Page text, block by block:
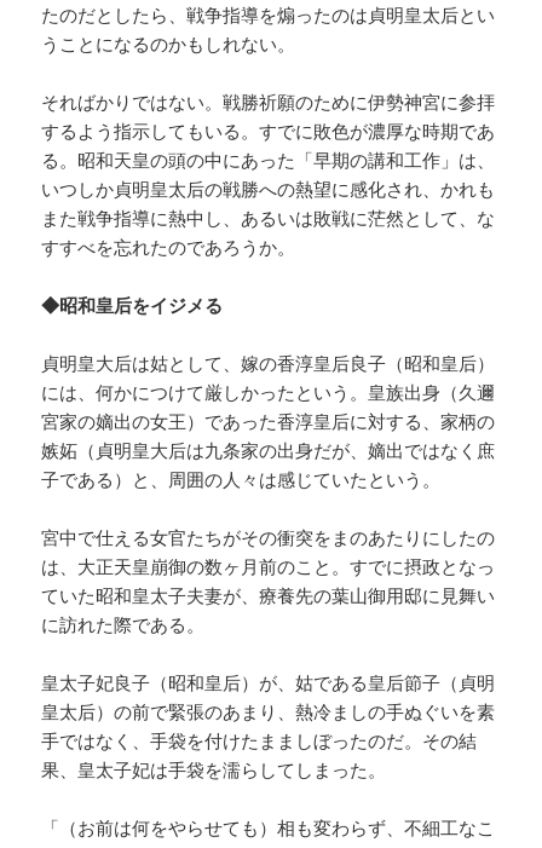
たのだとしたら、戦争指導を煽ったのは貞明皇太后とい
うことになるのかもしれない。
そればかりではない。戦勝祈願のために伊勢神宮に参拝
するよう指示してもいる。すでに敗色が濃厚な時期であ
る。昭和天皇の頭の中にあった「早期の講和工作」は、
いつしか貞明皇太后の戦勝への熱望に感化され、かれも
また戦争指導に熱中し、あるいは敗戦に茫然として、な
すすべを忘れたのであろうか。
◆昭和皇后をイジメる
貞明皇大后は姑として、嫁の香淳皇后良子（昭和皇后）
には、何かにつけて厳しかったという。皇族出身（久邇
宮家の嫡出の女王）であった香淳皇后に対する、家柄の
嫉妬（貞明皇大后は九条家の出身だが、嫡出ではなく庶
子である）と、周囲の人々は感じていたという。
宮中で仕える女官たちがその衝突をまのあたりにしたの
は、大正天皇崩御の数ヶ月前のこと。すでに摂政となっ
ていた昭和皇太子夫妻が、療養先の葉山御用邸に見舞い
に訪れた際である。
皇太子妃良子（昭和皇后）が、姑である皇后節子（貞明
皇太后）の前で緊張のあまり、熱冷ましの手ぬぐいを素
手ではなく、手袋を付けたまましぼったのだ。その結
果、皇太子妃は手袋を濡らしてしまった。
「（お前は何をやらせても）相も変わらず、不細工なこ